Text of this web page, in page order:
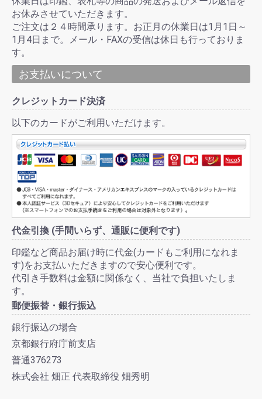
お休みさせていただきます。
ご注文は２４時間承ります。お正月の休業日は1月1日～
1月4日まで。メール・FAXの受信は休日も行っておりま
す。
お支払いについて
クレジットカード決済
以下のカードがご利用いただけます。
代金引換 (手間いらず、通販に便利です)
印鑑など商品お届け時に代金(カードもご利用になれま
す)をお支払いただきますので安心便利です。
代引き手数料は金額に関係なく、当社で負担いたしま
す。
郵便振替・銀行振込
銀行振込の場合
京都銀行府庁前支店
普通376273
株式会社 畑正 代表取締役 畑秀明